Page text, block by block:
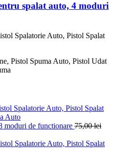
spalat auto, 4 moduri
moduri de functionare 75,00lei